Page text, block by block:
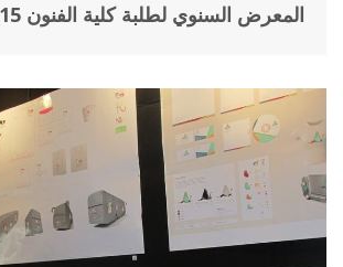
المعرض السنوي لطلبة كلية الفنون 2015